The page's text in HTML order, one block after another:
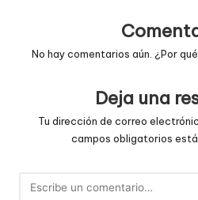
No hay comentarios aún. ¿Por
Deja una
Tu dirección de correo
campos obligatorios